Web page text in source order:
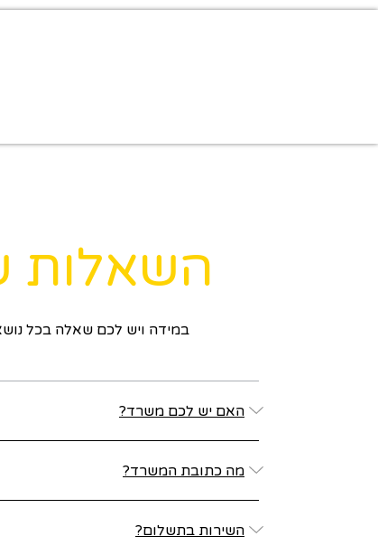
השאלות
במידה ויש לכם שאלה בכל
האם יש לכם משרד?
מה כתובת המשרד?
השירות בתשלום?